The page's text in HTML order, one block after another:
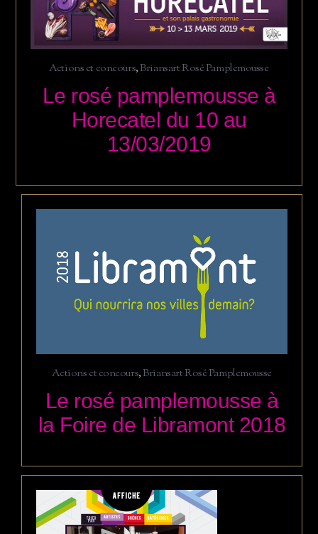
Actions et concours,Briansart Rosé Pamplemousse
Le rosé pamplemousse à
Horecatel du 10 au
13/03/2019
Actions et concours,Briansart Rosé Pamplemousse
Le rosé pamplemousse à
la Foire de Libramont 2018